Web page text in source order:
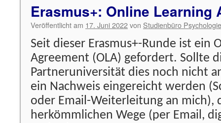
Erasmus+: Online Learning
Veröffentlicht am 17. Juni 2022von Studienbüro Psychologie
Seit dieser Erasmus+-Runde ist ein
Agreement (OLA) gefordert. Sollte
Partneruniversität dies noch nicht
ein Nachweis eingereicht werden
oder Email-Weiterleitung an mich),
herkömmlichen Wege (per Email,